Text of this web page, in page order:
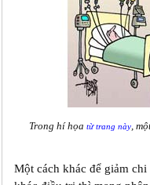
Trong hí họa từ trang này,
Một cách khác để giảm